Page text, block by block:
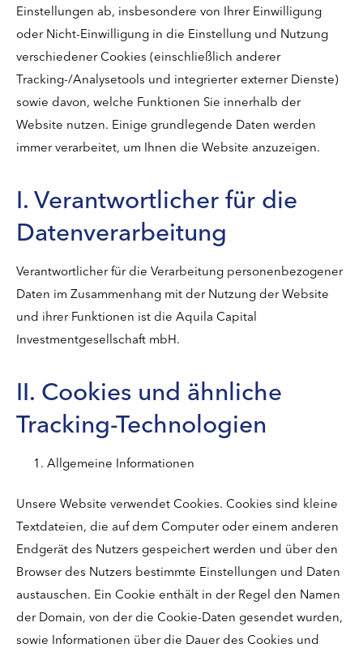
Einstellungen ab, insbesondere von Ihrer Einwilligung
oder Nicht-Einwilligung in die Einstellung und Nutzung
verschiedener Cookies (einschließlich anderer
Tracking-/Analysetools und integrierter externer Dienste)
sowie davon, welche Funktionen Sie innerhalb der
Website nutzen. Einige grundlegende Daten werden
immer verarbeitet, um Ihnen die Website anzuzeigen.
I. Verantwortlicher für die
Datenverarbeitung
Verantwortlicher für die Verarbeitung personenbezogener
Daten im Zusammenhang mit der Nutzung der Website
und ihrer Funktionen ist die Aquila Capital
Investmentgesellschaft mbH.
II. Cookies und ähnliche
Tracking-Technologien
Allgemeine Informationen
Unsere Website verwendet Cookies. Cookies sind kleine
Textdateien, die auf dem Computer oder einem anderen
Endgerät des Nutzers gespeichert werden und über den
Browser des Nutzers bestimmte Einstellungen und Daten
austauschen. Ein Cookie enthält in der Regel den Namen
der Domain, von der die Cookie-Daten gesendet wurden,
sowie Informationen über die Dauer des Cookies und